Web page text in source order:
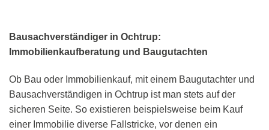
Bausachverständiger in Ochtrup:
Immobilienkaufberatung und Baugutachten
Ob Bau oder Immobilienkauf, mit einem Baugutachter und
Bausachverständigen in Ochtrup ist man stets auf der
sicheren Seite. So existieren beispielsweise beim Kauf
einer Immobilie diverse Fallstricke, vor denen ein